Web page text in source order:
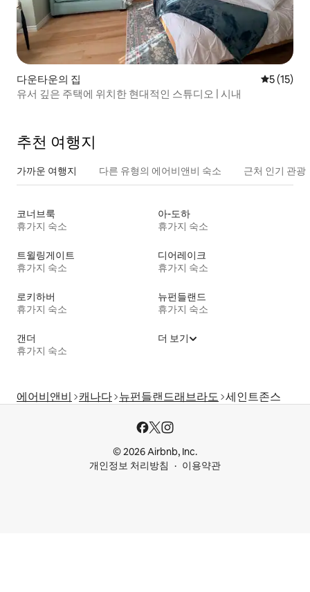
다운타운의 집 평점 5점
5 (15)
유서 깊은 주택에 위치한 현대적인 스튜디오 | 시내
추천 여행지
가까운 여행지 다른 유형의 에어비앤비 숙소 근처 인기 관광
코너브룩
휴가지 숙소
아-도하
휴가지 숙소
트윌링게이트
휴가지 숙소
디어레이크
휴가지 숙소
로키하버
휴가지 숙소
뉴펀들랜드
휴가지 숙소
갠더
휴가지 숙소
더 보기
에어비앤비 캐나다 뉴펀들랜드래브라도 세인트존스
© 2026 Airbnb, Inc.
개인정보 처리방침
이용약관